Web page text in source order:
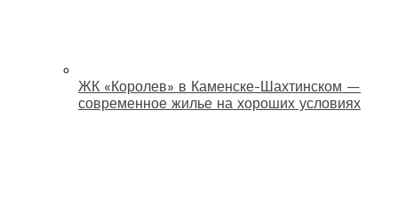
ЖК «Королев» в Каменске-Шахтинском —
современное жилье на хороших условиях